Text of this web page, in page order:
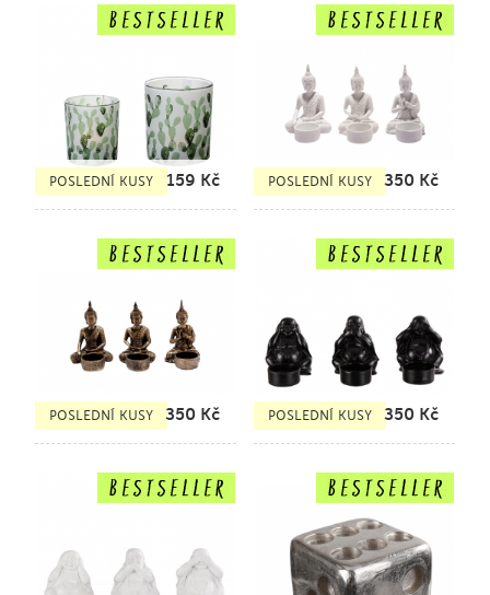
POSLEDNÍ KUSY 159 Kč POSLEDNÍ KUSY 350 Kč
POSLEDNÍ KUSY 350 Kč POSLEDNÍ KUSY 350 Kč